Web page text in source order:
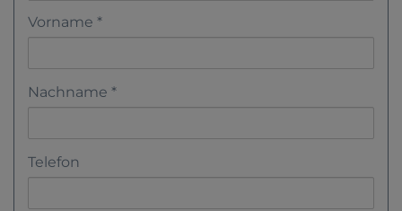
Vorname
Nachname
Telefon